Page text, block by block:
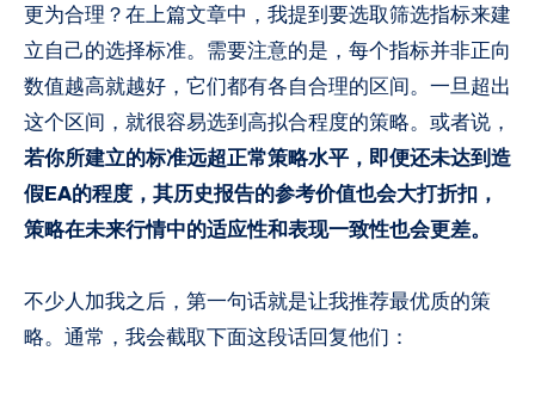
更为合理？在上篇文章中，我提到要选取筛选指标来建
立自己的选择标准。需要注意的是，每个指标并非正向
数值越高就越好，它们都有各自合理的区间。一旦超出
这个区间，就很容易选到高拟合程度的策略。或者说，
若你所建立的标准远超正常策略水平，即便还未达到造
假EA的程度，其历史报告的参考价值也会大打折扣，
策略在未来行情中的适应性和表现一致性也会更差。
不少人加我之后，第一句话就是让我推荐最优质的策
略。通常，我会截取下面这段话回复他们：